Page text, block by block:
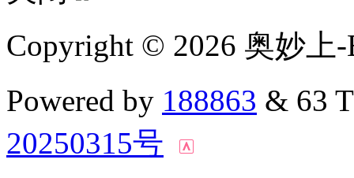
Copyright © 2026 奥妙上
Powered by 188863 & 63
20250315号